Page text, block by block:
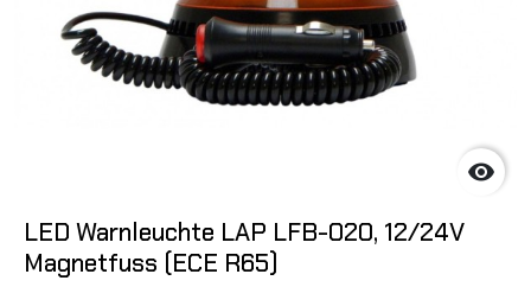

LED Warnleuchte LAP LFB-020, 12/24V
Magnetfuss (ECE R65)